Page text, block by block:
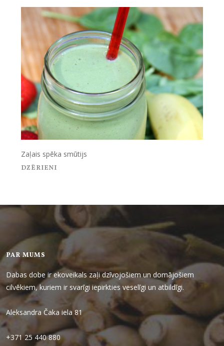
Zaļais spēka smūtijs
DZĒRIENI
PAR MUMS
Dabas dobe ir ekoveikals zaļi dzīvojošiem un domājošiem
cilvēkiem, kuriem ir svarīgi iepirkties veselīgi un atbildīgi.
Aleksandra Čaka iela 81
+371 25 440 880